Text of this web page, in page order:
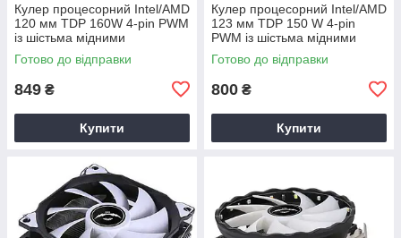
Кулер процесорний Intel/AMD
120 мм TDP 160W 4-pin PWM
із шістьма мідними
тепловими трубками
Готово до відправки
849 ₴
Купити
Кулер процесорний Intel/AMD
123 мм TDP 150 W 4-pin
PWM із шістьма мідними
тепловими трубками
Готово до відправки
800 ₴
Купити